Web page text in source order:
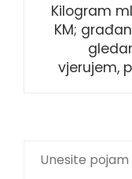
Kilogram
KM;
vjerujem,